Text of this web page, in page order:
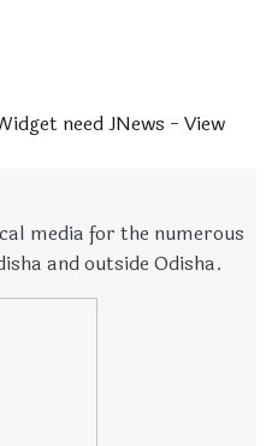
need JNews - View
media for the numerous
and outside Odisha.